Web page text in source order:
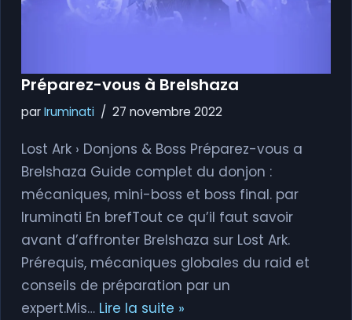
Préparez-vous à Brelshaza
parIruminati 27 novembre 2022
Lost Ark › Donjons & Boss Préparez-vous a
Brelshaza Guide complet du donjon :
mécaniques, mini-boss et boss final. par
Iruminati En brefTout ce qu’il faut savoir
avant d’affronter Brelshaza sur Lost Ark.
Prérequis, mécaniques globales du raid et
conseils de préparation par un
expert.Mis… Lire la suite »